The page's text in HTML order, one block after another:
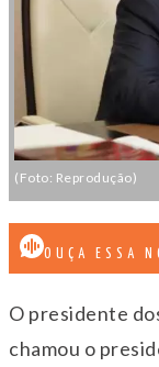
(Foto: Reprodução)
OUÇA ESSA
O presidente
chamou o